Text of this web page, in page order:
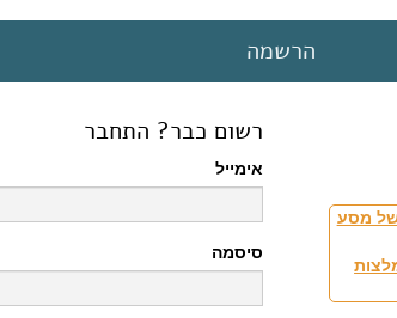
הרשמה
של מסע
רשום כבר? התחבר
אימייל
סיסמה